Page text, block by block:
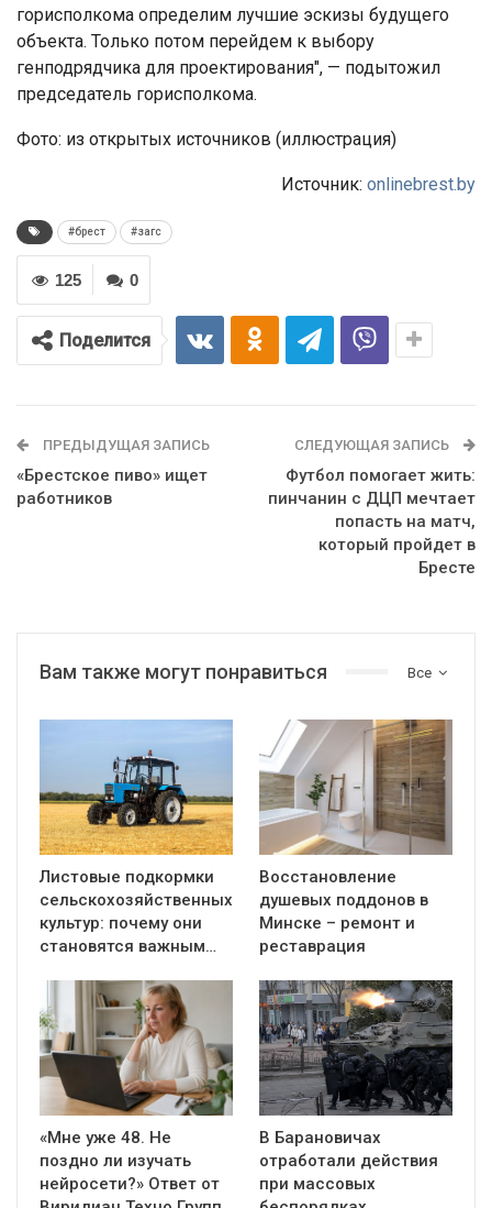
горисполкома определим лучшие эскизы будущего
объекта. Только потом перейдем к выбору
генподрядчика для проектирования", — подытожил
председатель горисполкома.
Фото: из открытых источников (иллюстрация)
Источник: onlinebrest.by
#брест #загс
0
125
Поделится
ПРЕДЫДУЩАЯ ЗАПИСЬ
«Брестское пиво» ищет
работников
СЛЕДУЮЩАЯ ЗАПИСЬ
Футбол помогает жить:
пинчанин с ДЦП мечтает
попасть на матч,
который пройдет в
Бресте
Все
Вам также могут понравиться
Листовые подкормки
сельскохозяйственных
культур: почему они
становятся важным…
Восстановление
душевых поддонов в
Минске – ремонт и
реставрация
«Мне уже 48. Не
поздно ли изучать
нейросети?» Ответ от
В Барановичах
отработали действия
при массовых